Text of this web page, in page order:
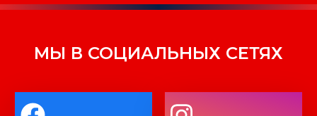
МЫ В СОЦИАЛЬНЫХ СЕТЯХ